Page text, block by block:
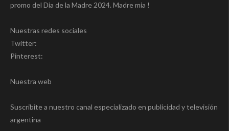
promo del Dia de la Madre 2024. Madre mia !
Nuestras redes sociales
Twitter:
Pinterest:
Nuestra web
Suscribite a nuestro canal especializado en publicidad y televisión
argentina